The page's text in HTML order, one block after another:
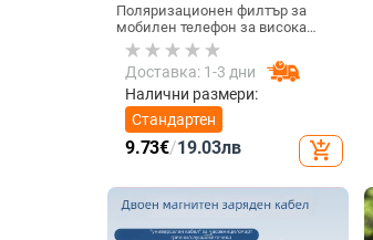
Поляризационен филтър за
мобилен телефон за висока
резолюция — ND филтър, модел
GZM
Доставка: 1-3 дни
Налични размери:
Стандартен
9.73€/19.03лв add_shopping_cart